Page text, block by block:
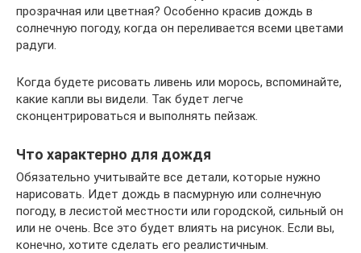
прозрачная или цветная? Особенно красив дождь в
солнечную погоду, когда он переливается всеми цветами
радуги.
Когда будете рисовать ливень или морось, вспоминайте,
какие капли вы видели. Так будет легче
сконцентрироваться и выполнять пейзаж.
Что характерно для дождя
Обязательно учитывайте все детали, которые нужно
нарисовать. Идет дождь в пасмурную или солнечную
погоду, в лесистой местности или городской, сильный он
или не очень. Все это будет влиять на рисунок. Если вы,
конечно, хотите сделать его реалистичным.